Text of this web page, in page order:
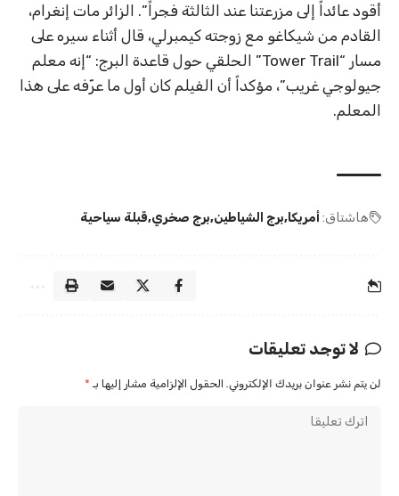
أقود عائداً إلى مزرعتنا عند الثالثة فجراً”. الزائر مات إنغرام،
القادم من شيكاغو مع زوجته كيمبرلي، قال أثناء سيره على
مسار “Tower Trail” الحلقي حول قاعدة البرج: “إنه معلم
جيولوجي غريب”، مؤكداً أن الفيلم كان أول ما عرّفه على هذا
المعلم.
هاشتاق:أمريكا برج الشياطين برج صخري قبلة سياحية
لا توجد تعليقات
لن يتم نشر عنوان بريدك الإلكتروني. الحقول الإلزامية مشار إليها بـ *